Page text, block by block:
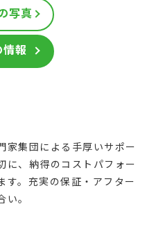
写真
情報
家集団による手厚いサポー
に、納得のコストパフォー
す。充実の保証・アフター
い。